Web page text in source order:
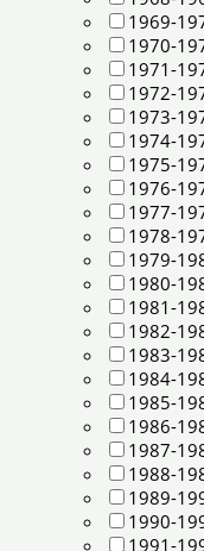
1969-
1970-
1971-
1972-
1973-
1974-
1975-
1976-
1977-
1978-
1979-
1980-
1981-
1982-
1983-
1984-
1985-
1986-
1987-
1988-
1989-
1990-
1991-